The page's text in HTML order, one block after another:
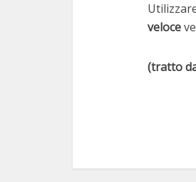
veloce
(tratto